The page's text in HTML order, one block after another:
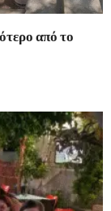
από το